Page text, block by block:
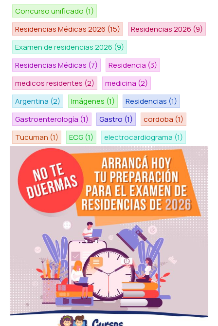
Concurso unificado (1)
Residencias Médicas 2026 (15) Residencias 2026 (9)
Examen de residencias 2026 (9)
Residencias Médicas (7) Residencia (3)
medicos residentes (2) medicina (2)
Argentina (2) Imágenes (1) Residencias (1)
Gastroenterología (1) Gastro (1) cordoba (1)
Tucuman (1) ECG (1) electrocardiograma (1)